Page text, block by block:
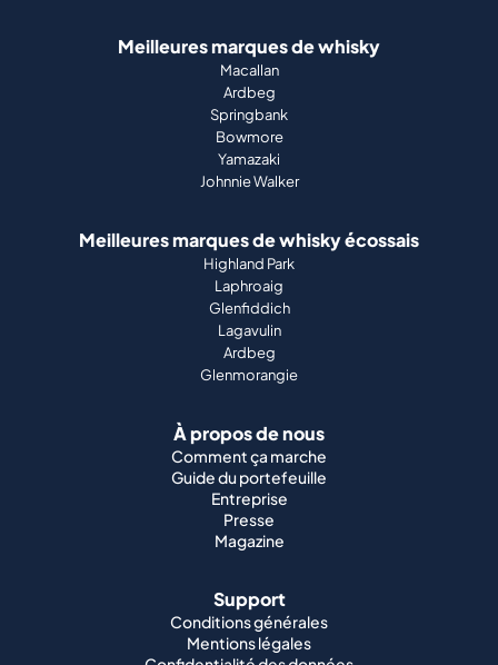
Meilleures marques de whisky
Macallan
Ardbeg
Springbank
Bowmore
Yamazaki
Johnnie Walker
Meilleures marques de whisky écossais
Highland Park
Laphroaig
Glenfiddich
Lagavulin
Ardbeg
Glenmorangie
À propos de nous
Comment ça marche
Guide du portefeuille
Entreprise
Presse
Magazine
Support
Conditions générales
Mentions légales